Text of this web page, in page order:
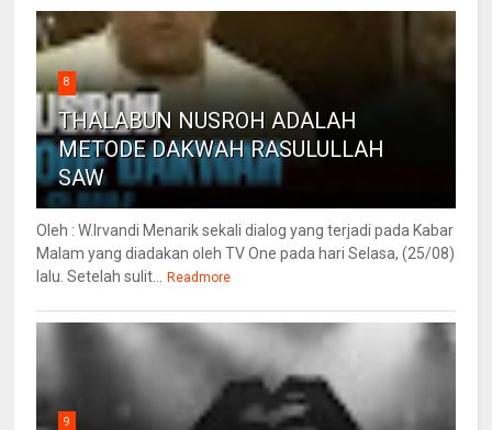
8
THALABUN NUSROH ADALAH
METODE DAKWAH RASULULLAH
SAW
Oleh : W.Irvandi Menarik sekali dialog yang terjadi pada Kabar
Malam yang diadakan oleh TV One pada hari Selasa, (25/08)
lalu. Setelah sulit... Readmore
9